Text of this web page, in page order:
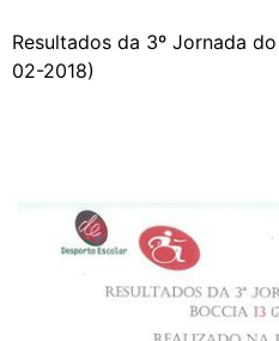
Resultados da 3º Jornada
02-2018)